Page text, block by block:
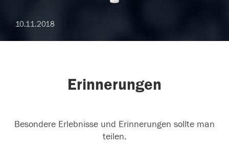
10.11.2018
Erinnerungen
Besondere Erlebnisse und Erinnerungen sollte man
teilen.